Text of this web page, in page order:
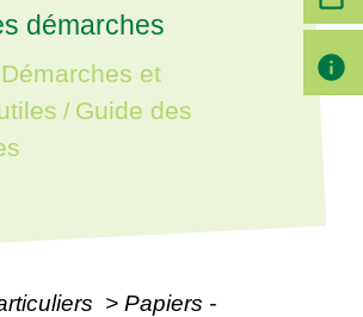
démarches
Démarches et
/ Guide des
> Papiers -
info